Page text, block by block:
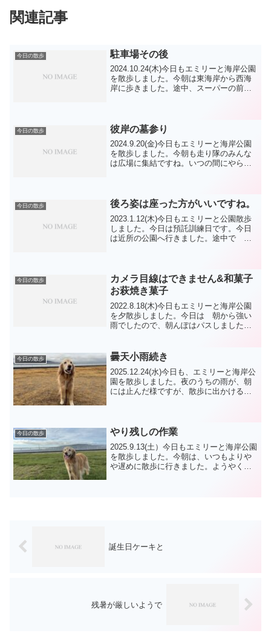
関連記事
今日の散歩 駐車場その後
2024.10.24(木)今日もエミリーと海岸公園
を散歩しました。今朝は東海岸から西海
岸に歩きました。途中、スーパーの前を
働してな...
今日の散歩 彼岸の墓参り
2024.9.20(金)今日もエミリーと海岸公園
を散歩しました。今朝も走り隊のみんな
は広場に集結ですね。いつの間にやら、
今日は緑地公...
今日の散歩 後ろ姿は座った方がいいですね。
2023.1.12(木)今日もエミリーと公園散歩
しました。今日は預託訓練日です。今日
は近所の公園へ行きました。途中で 柴
の車発見...
今日の散歩
カメラ目線はできません&和菓子
お萩焼き菓子
2022.8.18(木)今日もエミリーと海岸公園
を夕散歩しました。今日は 朝から強い
雨でしたので、朝んぽはパスしました。
家でカメラを向けてもカメラ目線はでき
ません。相変...
今日の散歩 曇天小雨続き
2025.12.24(水)今日も、エミリーと海岸公
園を散歩しました。夜のうちの雨が、朝
には止んだ様ですが、散歩に出かける時
GSハナ...
今日の散歩 やり残しの作業
2025.9.13(土）今日もエミリーと海岸公園
を散歩しました。今朝は、いつもよりや
や遅めに散歩に行きました。ようやく朝
誕生日ケーキと
残暑が厳しいようで